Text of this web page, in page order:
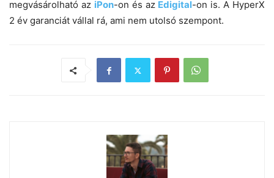
megvásárolható az iPon-on és az Edigital-on is. A HyperX
2 év garanciát vállal rá, ami nem utolsó szempont.